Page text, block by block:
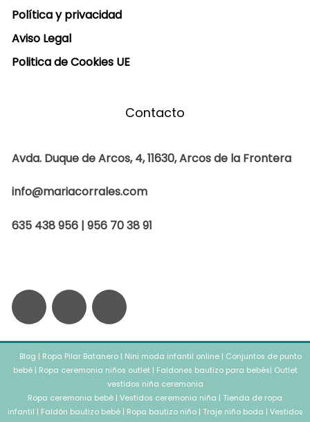
Política y privacidad
Aviso Legal
Politica de Cookies UE
Contacto
Avda. Duque de Arcos, 4, 11630, Arcos de la Frontera
info@mariacorrales.com
635 438 956 | 956 70 38 91
F
a
c
e
I
n
s
t
W
h
a
t
Blog | Ropa Pilar Batanero| Nini moda infantil online | Conjuntos de punto
bebé| Ropa ceremonia niños outlet| Faldones bautizo para bebés| Outlet
vestidos niña ceremonia
Ropa ceremonia bebé | Vestidos ceremonia niña | Tienda de ropa
infantil | Faldón bautizo bebé| Ropa bautizo niño| Traje niño boda | Vestidos